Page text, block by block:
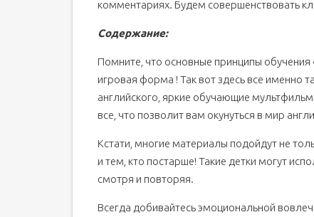
Читайте интересное по теме:
Текст на английском языке «Новый щенок»
Чтение буквы «y» в коротких и длинных словах
Сайты для изучения английского языка для
2. teremoc.ru
3. freddiesville.com
5. childrensbooksonline.org
комментариях. Будем совершенствовать
Содержание:
Помните, что основные принципы обучения
игровая форма ! Так вот здесь все именно
английского, яркие обучающие
все, что позволит вам окунуться в мир
Кстати, многие материалы подойдут не
и тем, кто постарше! Такие детки могут
смотря и повторяя.
Всегда добивайтесь эмоциональной